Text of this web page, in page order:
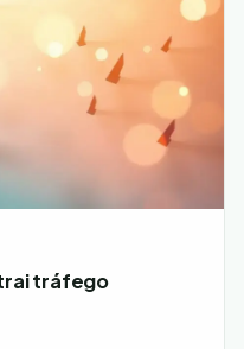
tráfego